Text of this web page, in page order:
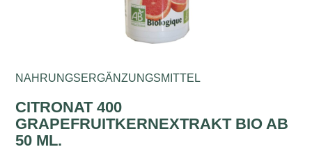
NAHRUNGSERGÄNZUNGSMITTEL
CITRONAT 400
GRAPEFRUITKERNEXTRAKT BIO AB
50 ML.